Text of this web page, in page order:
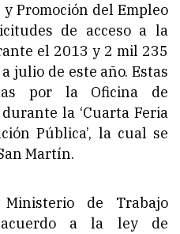
Promoción del Empleo
de acceso a la
el 2013 y 2 mil 235
julio de este año. Estas
por la Oficina de
la ‘Cuarta Feria
Pública’, la cual se
Martín.
de Trabajo
a la ley de